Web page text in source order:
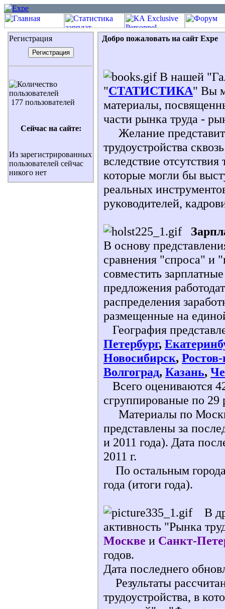
Регистрация
177 пользователей
Сейчас на сайте:
Из зарегистрированных
пользователей сейчас
никого нет
Добро пожаловать на сайт Expe
В нашей
"СТАТИСТИКА" Вы
материалы,
части рынка труда -
Желание
трудоустройства
вследствие
которые могли бы
реальных
руководителей,
В основу
сравнения "спроса" и
совместить
предложения
распределения
размещенные на
География
Петербург,
Новосибирск,
Волгоград, Казань,
Всего оцениваются
сгруппированые по 29
Материалы по
представлены за
и 2011 года). Дата
2011 г.
По остальным
года (итоги года).
В
активность "Рынка
Москве и Санкт-
годов.
Дата последнего
Результаты
трудоустройства, в